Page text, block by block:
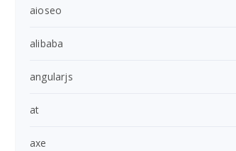
aioseo
alibaba
angularjs
at
axe